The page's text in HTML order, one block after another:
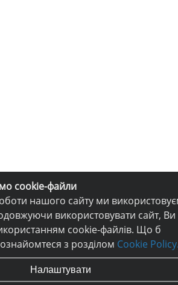
cookie-файли
нашого сайту ми
використовувати сайт, Ви
cookie-файлів. Що б
з розділом Cookie
Налаштувати